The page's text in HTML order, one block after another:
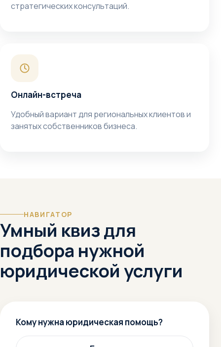
стратегических консультаций.
Онлайн-встреча
Удобный вариант для региональных клиентов и
занятых собственников бизнеса.
НАВИГАТОР
Умный квиз для
подбора нужной
юридической услуги
Кому нужна юридическая помощь?